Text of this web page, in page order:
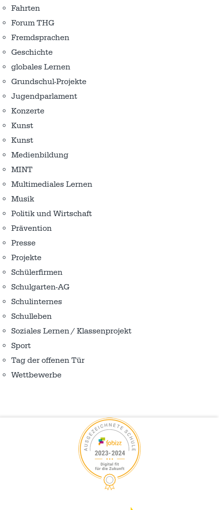
Fahrten
Forum THG
Fremdsprachen
Geschichte
globales Lernen
Grundschul-Projekte
Jugendparlament
Konzerte
Kunst
Kunst
Medienbildung
MINT
Multimediales Lernen
Musik
Politik und Wirtschaft
Prävention
Presse
Projekte
Schülerfirmen
Schulgarten-AG
Schulinternes
Schulleben
Soziales Lernen / Klassenprojekt
Sport
Tag der offenen Tür
Wettbewerbe